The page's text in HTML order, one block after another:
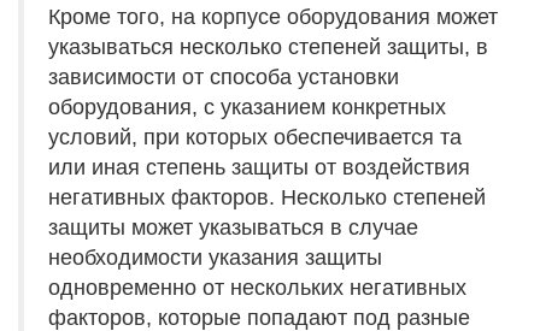
Кроме того, на корпусе оборудования может
указываться несколько степеней защиты, в
зависимости от способа установки
оборудования, с указанием конкретных
условий, при которых обеспечивается та
или иная степень защиты от воздействия
негативных факторов. Несколько степеней
защиты может указываться в случае
необходимости указания защиты
одновременно от нескольких негативных
факторов, которые попадают под разные